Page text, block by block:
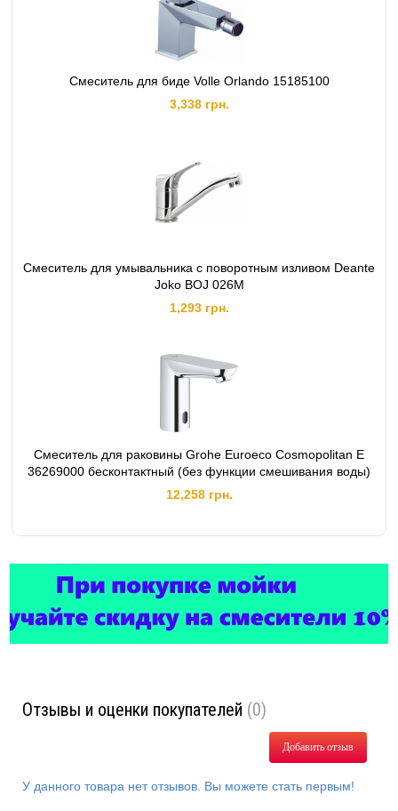
Смеситель для биде Volle Orlando 15185100
3,338 грн.
Смеситель для умывальника с поворотным изливом Deante
Joko BOJ 026M
1,293 грн.
Смеситель для раковины Grohe Euroeco Cosmopolitan E
36269000 бесконтактный (без функции смешивания воды)
12,258 грн.
Отзывы и оценки покупателей (0)
Добавить отзыв
У данного товара нет отзывов. Вы можете стать первым!